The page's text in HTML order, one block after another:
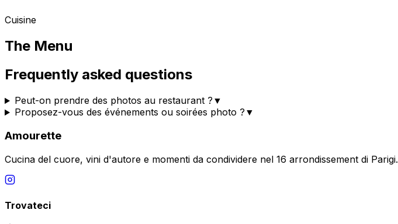
Cuisine
The Menu
Frequently asked questions
Peut-on prendre des photos au restaurant ? ▼
Proposez-vous des événements ou soirées photo ? ▼
Amourette
Cucina del cuore, vini d'autore e momenti da condividere nel 16 arrondissement di Parigi.
Trovateci